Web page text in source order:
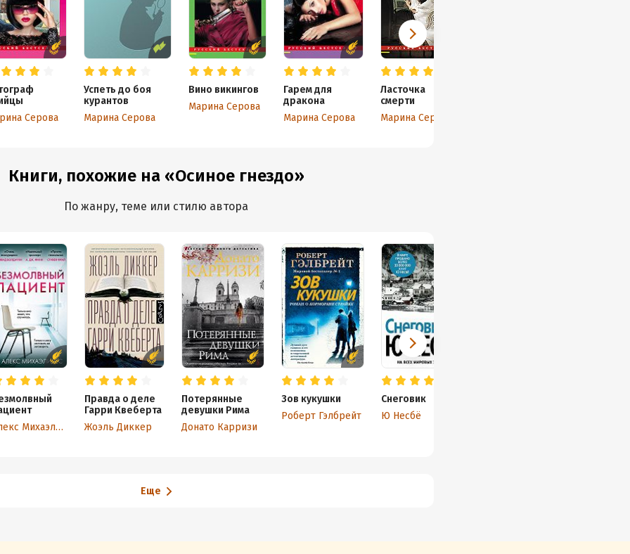
Серова
Успеть до боя
курантов
Марина Серова
Вино викингов
Марина Серова
Гарем для
дракона
Марина Серова
Ласточка
смерти
Марина Серова
Книги, похожие на «Осиное гнездо»
По жанру, теме или стилю автора
Алекс Михаэлидес
Правда о деле
Гарри Квеберта
Жоэль Диккер
Потерянные
девушки Рима
Донато Карризи
Зов кукушки
Роберт Гэлбрейт
Снеговик
Ю Несбё
Еще